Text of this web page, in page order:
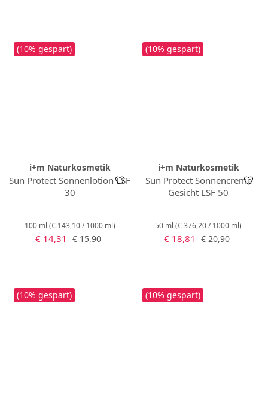
(10% gespart)
i+m Naturkosmetik
Sun Protect Sonnenlotion LSF
30
100 ml (€ 143,10 / 1000 ml)
Verkaufspreis:
€ 14,31 Regulärer Preis:
€ 15,90
(10% gespart)
i+m Naturkosmetik
Sun Protect Sonnencreme
Gesicht LSF 50
50 ml (€ 376,20 / 1000 ml)
Verkaufspreis:
€ 18,81 Regulärer Preis:
€ 20,90
(10% gespart) (10% gespart)